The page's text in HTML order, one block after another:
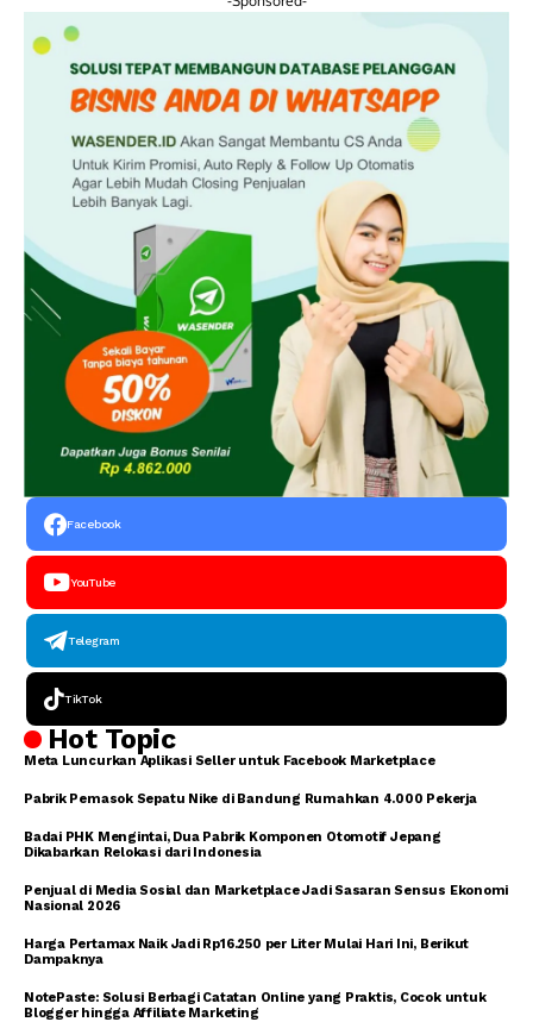
Facebook
YouTube
Telegram
TikTok
Hot Topic
Meta Luncurkan Aplikasi Seller untuk Facebook Marketplace
Pabrik Pemasok Sepatu Nike di Bandung Rumahkan 4.000 Pekerja
Badai PHK Mengintai, Dua Pabrik Komponen Otomotif Jepang
Dikabarkan Relokasi dari Indonesia
Penjual di Media Sosial dan Marketplace Jadi Sasaran Sensus Ekonomi
Nasional 2026
Harga Pertamax Naik Jadi Rp16.250 per Liter Mulai Hari Ini, Berikut
Dampaknya
NotePaste: Solusi Berbagi Catatan Online yang Praktis, Cocok untuk
Blogger hingga Affiliate Marketing